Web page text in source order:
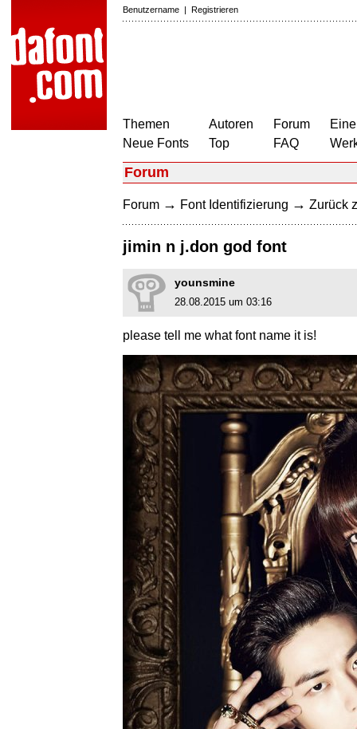
Benutzername | Registrieren
Themen
Neue Fonts
Autoren
Top
Forum
FAQ
Forum
Forum → Font Identifizierung → Zurück
jimin n j.don god font
younsmine
28.08.2015 um 03:16
please tell me what font name it is!